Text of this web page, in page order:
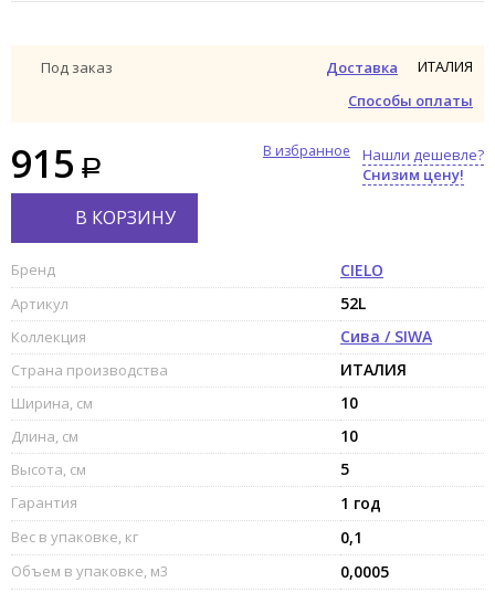
Под заказ
Доставка
Способы оплаты
ИТАЛИЯ
915
Нашли дешевле?
Снизим цену!
В избранное
В КОРЗИНУ
Бренд CIELO
Артикул 52L
Коллекция Сива / SIWA
Страна производства ИТАЛИЯ
Ширина, см 10
Длина, см 10
Высота, см 5
Гарантия 1 год
Вес в упаковке, кг 0,1
Объем в упаковке, м3 0,0005